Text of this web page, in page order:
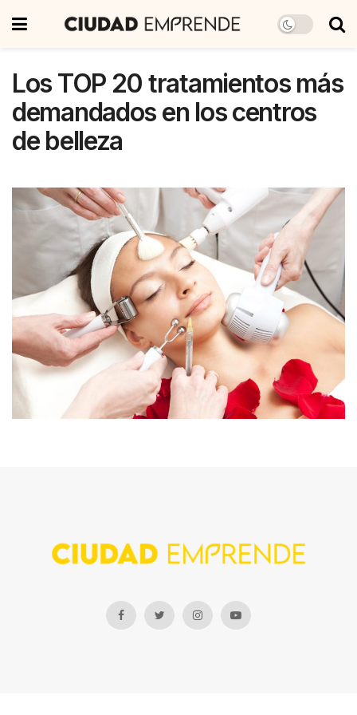
Los TOP 20 tratamientos más
demandados en los centros
de belleza